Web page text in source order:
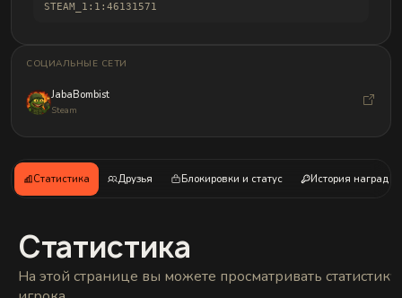
STEAM_1:1:46131571
СОЦИАЛЬНЫЕ СЕТИ
JabaBombist
Steam
Статистика Друзья Блокировки и статус История наград
Статистика
На этой странице вы можете просматривать статистику
д
л
в